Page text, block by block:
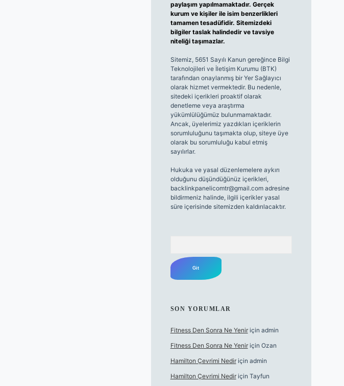
paylaşım yapılmamaktadır. Gerçek
kurum ve kişiler ile isim benzerlikleri
tamamen tesadüfidir. Sitemizdeki
bilgiler taslak halindedir ve tavsiye
niteliği taşımazlar.
Sitemiz, 5651 Sayılı Kanun gereğince Bilgi
Teknolojileri ve İletişim Kurumu (BTK)
tarafından onaylanmış bir Yer Sağlayıcı
olarak hizmet vermektedir. Bu nedenle,
sitedeki içerikleri proaktif olarak
denetleme veya araştırma
yükümlülüğümüz bulunmamaktadır.
Ancak, üyelerimiz yazdıkları içeriklerin
sorumluluğunu taşımakta olup, siteye üye
olarak bu sorumluluğu kabul etmiş
sayılırlar.
Hukuka ve yasal düzenlemelere aykırı
olduğunu düşündüğünüz içerikleri,
backlinkpanelicomtr@gmail.comadresine
bildirmeniz halinde, ilgili içerikler yasal
süre içerisinde sitemizden kaldırılacaktır.
SON YORUMLAR
Fitness Den Sonra Ne Yeniriçin admin
Fitness Den Sonra Ne Yeniriçin Ozan
Hamilton Çevrimi Nediriçin admin
Hamilton Çevrimi Nediriçin Tayfun